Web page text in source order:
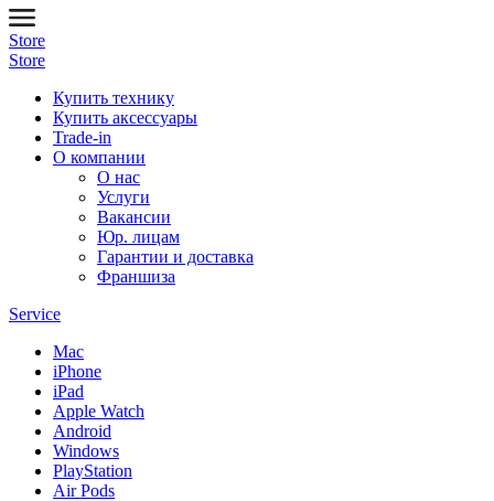
Store
Store
Купить технику
Купить аксессуары
Trade-in
О компании
О нас
Услуги
Вакансии
Юр. лицам
Гарантии и доставка
Франшиза
Service
Mac
iPhone
iPad
Apple Watch
Android
Windows
PlayStation
Air Pods